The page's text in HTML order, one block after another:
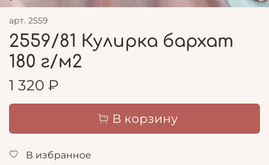
арт. 2559
2559/81 Кулирка бархат
180 г/м2
1 320 ₽
В корзину
В избранное